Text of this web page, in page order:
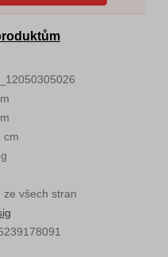
cm
ze všech stran